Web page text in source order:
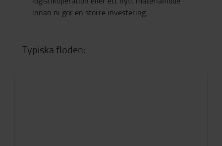
innan ni gör en större investering.
Typiska flöden: